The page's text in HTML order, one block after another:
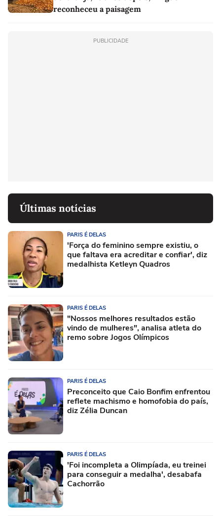
reconheceu a paisagem
PUBLICIDADE
Últimas notícias
PARIS É DELAS
'Força do feminino sempre existiu, o
que faltava era acreditar e confiar', diz
medalhista Ketleyn Quadros
PARIS É DELAS
"Nossos melhores resultados estão
vindo de mulheres", analisa atleta do
remo sobre Jogos Olímpicos
PARIS É DELAS
Preconceito que Caio Bonfim enfrentou
reflete machismo e homofobia do país,
diz Zélia Duncan
PARIS É DELAS
'Foi incompleta a Olimpíada, eu treinei
para conseguir a medalha', desabafa
Cachorrão